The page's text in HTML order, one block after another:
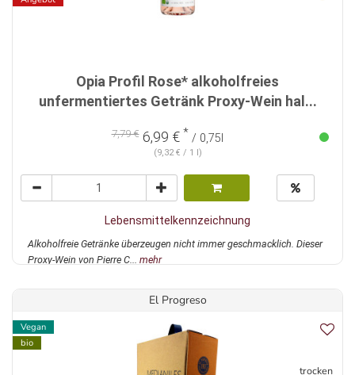
Opia Profil Rose* alkoholfreies
unfermentiertes Getränk Proxy-Wein hal...
7,79 €6,99 € * / 0,75l
(9,32 € / 1 l)
Lebensmittelkennzeichnung
Alkoholfreie Getränke überzeugen nicht immer geschmacklich. Dieser
Proxy-Wein von Pierre C... mehr
El Progreso
Vegan
bio
trocken